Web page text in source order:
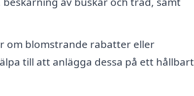
om blomstrande rabatter eller
till att anlägga dessa på ett hållbart